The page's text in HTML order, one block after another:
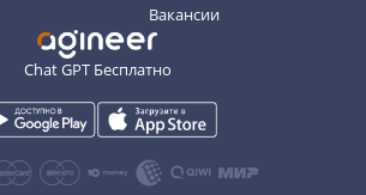
Вакансии
Chat GPT Бесплатно